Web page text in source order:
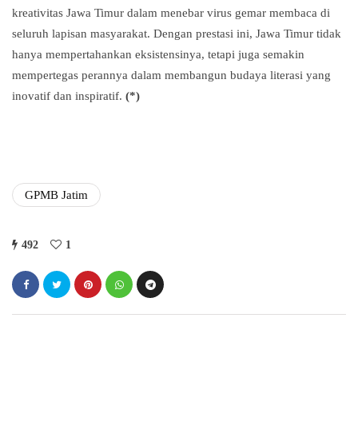
kreativitas Jawa Timur dalam menebar virus gemar membaca di
seluruh lapisan masyarakat. Dengan prestasi ini, Jawa Timur tidak
hanya mempertahankan eksistensinya, tetapi juga semakin
mempertegas perannya dalam membangun budaya literasi yang
inovatif dan inspiratif. (*)
GPMB Jatim
492 1